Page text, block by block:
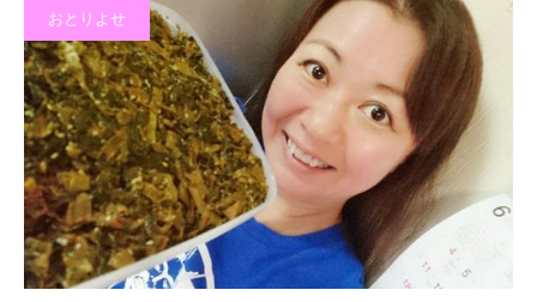
おとりよせ